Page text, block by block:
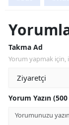
Takma Ad
Yorum yapmak için,
Yorum Yazın